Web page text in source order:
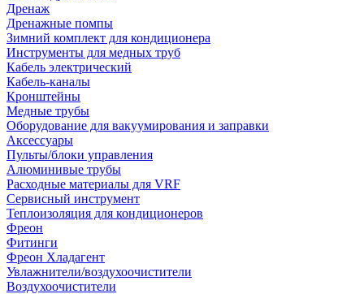
Дренаж
Дренажные помпы
Зимний комплект для кондиционера
Инструменты для медных труб
Кабель электрический
Кабель-каналы
Кронштейны
Медные трубы
Оборудование для вакуумирования и заправки
Аксессуары
Пульты/блоки управления
Алюминивые трубы
Расходные материалы для VRF
Сервисный инструмент
Теплоизоляция для кондиционеров
Фреон
Фитинги
Фреон Хладагент
Увлажнители/воздухоочистители
Воздухоочистители